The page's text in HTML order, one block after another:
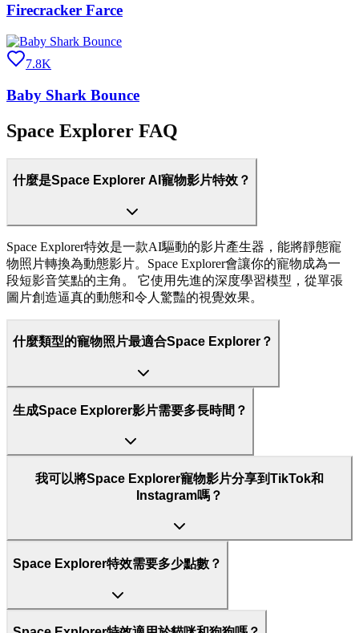
Firecracker Farce
7.8K
Baby Shark Bounce
Space Explorer FAQ
什麼是Space Explorer AI寵物影片特效？
Space Explorer特效是一款AI驅動的影片產生器，能將靜態寵
物照片轉換為動態影片。Space Explorer會讓你的寵物成為一
段短影音笑點的主角。 它使用先進的深度學習模型，從單張
圖片創造逼真的動態和令人驚豔的視覺效果。
什麼類型的寵物照片最適合Space Explorer？
生成Space Explorer影片需要多長時間？
我可以將Space Explorer寵物影片分享到TikTok和
Instagram嗎？
Space Explorer特效需要多少點數？